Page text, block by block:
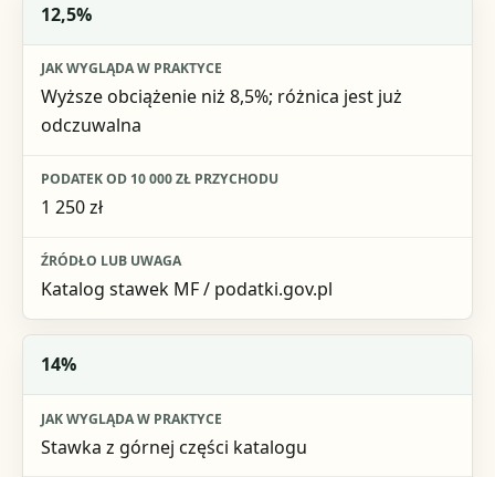
12,5%
Wyższe obciążenie niż 8,5%; różnica jest już
odczuwalna
1 250 zł
Katalog stawek MF / podatki.gov.pl
14%
Stawka z górnej części katalogu